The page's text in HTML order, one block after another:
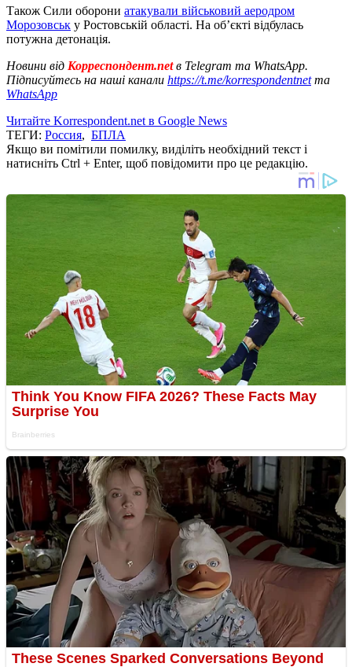
Також Сили оборони атакували військовий аеродром
Морозовськ у Ростовській області. На об’єкті відбулась
потужна детонація.
Новини від Корреспондент.netв Telegram та WhatsApp.
Підписуйтесь на наші канали https://t.me/korrespondentnetта
WhatsApp
Читайте Korrespondent.net в Google News
ТЕГИ: Россия, БПЛА
Якщо ви помітили помилку, виділіть необхідний текст і
натисніть Ctrl + Enter, щоб повідомити про це редакцію.